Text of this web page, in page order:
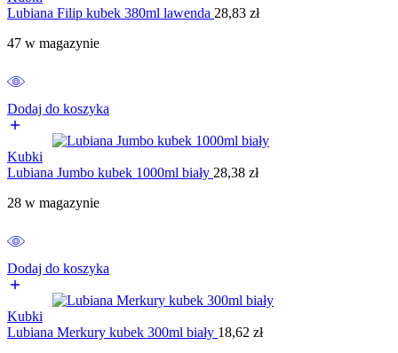
Lubiana Filip kubek 380ml lawenda 28,83 zł
47 w magazynie
Dodaj do koszyka
Kubki
Lubiana Jumbo kubek 1000ml biały 28,38 zł
28 w magazynie
Dodaj do koszyka
Kubki
Lubiana Merkury kubek 300ml biały 18,62 zł